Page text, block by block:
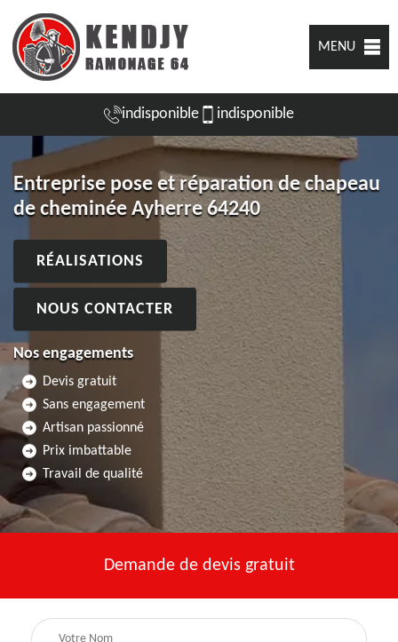
MENU
indisponible indisponible
Entreprise pose et réparation de chapeau
de cheminée Ayherre 64240
RÉALISATIONS
NOUS CONTACTER
Nos engagements
Devis gratuit
Sans engagement
Artisan passionné
Prix imbattable
Travail de qualité
Demande de devis gratuit